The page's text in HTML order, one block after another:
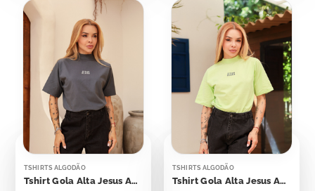
TSHIRTS ALGODÃO
Tshirt Gola Alta Jesus Aplicação
TSHIRTS ALGODÃO
Tshirt Gola Alta Jesus Aplicação